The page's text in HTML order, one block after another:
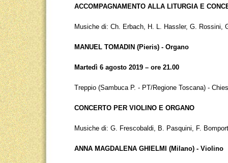
ACCOMPAGNAMENTO ALLA LITURGIA E
Musiche di: Ch. Erbach, H. L. Hassler, G. Rossini,
MANUEL TOMADIN (Pieris) - Organo
Martedì 6 agosto 2019 – ore 21.00
Treppio (Sambuca P. - PT/Regione Toscana) -
CONCERTO PER VIOLINO E ORGANO
Musiche di: G. Frescobaldi, B. Pasquini, F.
ANNA MAGDALENA GHIELMI (Milano) - Violino